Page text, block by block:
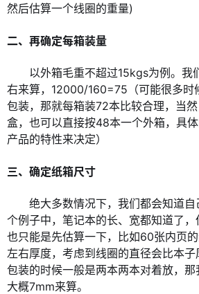
然后估算一个线圈的重量)
二、再确定每箱装量
以外箱毛重不超过15kgs为例。我
右来算，12000/160=75（可能很多时
包装，那就每箱装72本比较合理，当
盒，也可以直接按48本一个外箱，具
产品的特性来决定）
三、确定纸箱尺寸
绝大多数情况下，我们都会知道自
个例子中，笔记本的长、宽都知道了
也只能是先估算一下，比如60张内页
左右厚度，考虑到线圈的直径会比本
包装的时候一般是两本两本对着放，
大概7mm来算。